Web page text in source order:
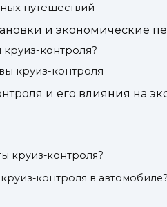
путешествий
и экономические
круиз-контроля?
круиз-контроля
и его влияния на
круиз-контроля?
контроля в автомобиле?